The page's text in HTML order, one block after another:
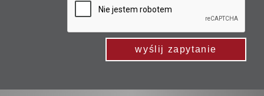
wyślij zapytanie